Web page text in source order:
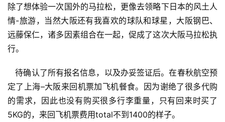
除了想体验一次国外的马拉松，更像去领略下日本的风土人
情-旅游，当然大阪还有我喜欢的球队和球星，大阪钢巴、
远藤保仁，诸多因素组合在一起，促成了这次大阪马拉松执
行。
待确认了所有报名信息，以及办妥签证后。在春秋航空预
定了上海–大阪来回机票加飞机餐食。因为谢绝了很多代购
的需求，因此也没有购买很多行李重量，只有回来时买了
5KG的，来回飞机票费用total不到1400的样子。